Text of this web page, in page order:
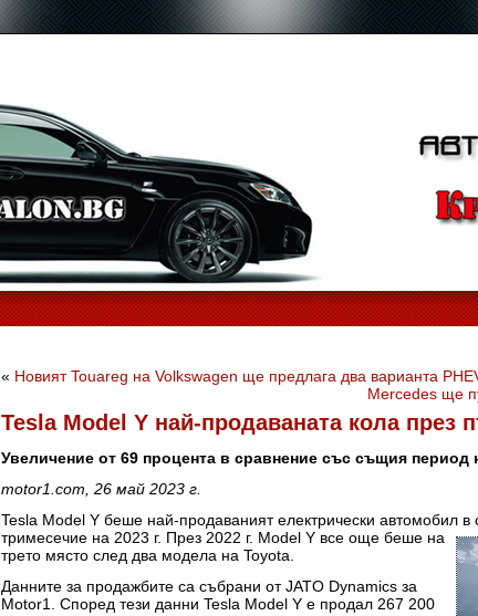
« Новият Touareg на Volkswagen ще предлага два варианта
Mercedes ще
Tesla Model Y най-продаваната кола през
Увеличение от 69 процента в сравнение със същия период
motor1.com, 26 май 2023 г.
Tesla Model Y беше най-продаваният електрически автомобил в
тримесечие на 2023 г. През 2022 г. Model Y все още беше на
трето място след два модела на Toyota.
Данните за продажбите са събрани от JATO Dynamics за
Motor1. Според тези данни Tesla Model Y е продал 267 200